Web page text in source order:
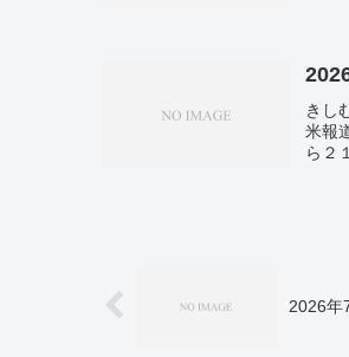
きし
米報
ら２
2026